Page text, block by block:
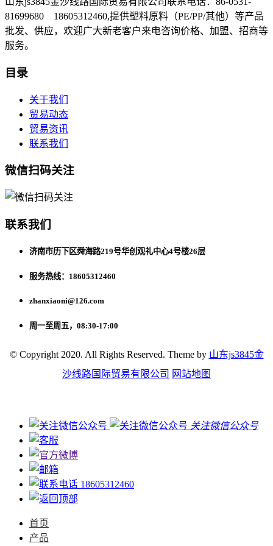
81699680 18605312460,提供塑料原料（PE/PP/其他）等产品
批发、供应，欢迎广大新老客户来电咨询价格、加盟、招商等
服务。
目录
关于我们
贸易动态
贸易资讯
联系我们
微信扫码关注
联系我们
济南市历下区舜海路219号华创观礼中心4号楼26层
服务热线：18605312460
zhanxiaoni@126.com
周一至周五，08:30-17:00
© Copyright 2020. All Rights Reserved. Theme by 山东js3845金
沙线路国际贸易有限公司 网站地图
关注微信公众号
18605312460
首页
产品